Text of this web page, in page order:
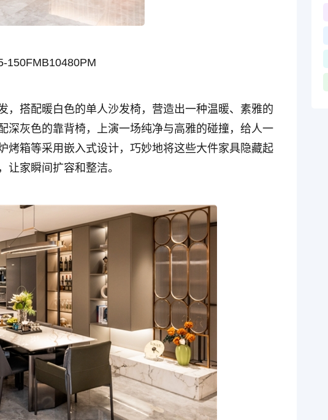
150FMB10480PM
，搭配暖白色的单人沙发椅，营造出一种温暖、素雅的
深灰色的靠背椅，上演一场纯净与高雅的碰撞，给人一
烤箱等采用嵌入式设计，巧妙地将这些大件家具隐藏起
家瞬间扩容和整洁。